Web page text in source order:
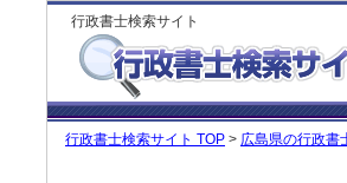
行政書士検索サイト
行政書士検索サイト TOP > 広島県の行政書